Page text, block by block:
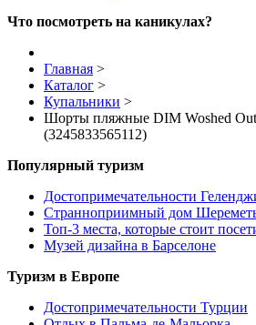
Что посмотреть на каникулах?
Главная >
Каталог >
Купальники >
Шорты пляжные DIM Woshed
(3245833565112)
Популярный туризм
Достопримечательности
Странноприимный дом
Топ-3 места, которые стоит
Музей дизайна в Барселоне
Туризм в Европе
Достопримечательности Турции